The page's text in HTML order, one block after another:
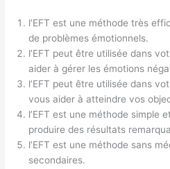
l’EFT est une méthode très
de problèmes émotionnels.
l’EFT peut être utilisée dans
aider à gérer les émotions
l’EFT peut être utilisée dans
vous aider à atteindre vos
l’EFT est une méthode simple
produire des résultats
l’EFT est une méthode sans
secondaires.